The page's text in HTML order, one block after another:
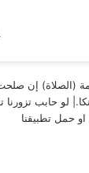
(الصلاة) إن
لو حابب تزورنا
حمل تطبيقنا